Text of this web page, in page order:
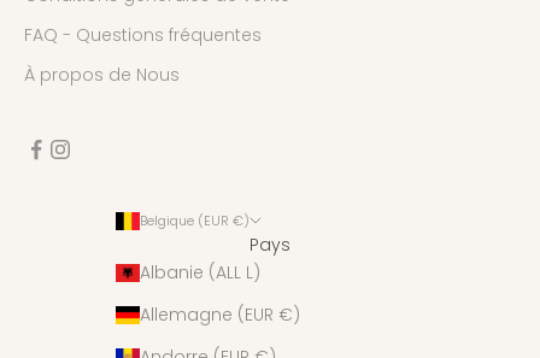
FAQ - Questions fréquentes
À propos de Nous
Belgique (EUR €)
Pays
Albanie (ALL L)
Allemagne (EUR €)